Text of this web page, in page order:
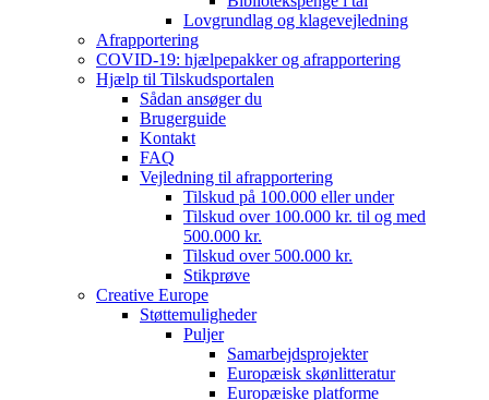
Lovgrundlag og klagevejledning
Afrapportering
COVID-19: hjælpepakker og afrapportering
Hjælp til Tilskudsportalen
Sådan ansøger du
Brugerguide
Kontakt
FAQ
Vejledning til afrapportering
Tilskud på 100.000 eller under
Tilskud over 100.000 kr. til og med
500.000 kr.
Tilskud over 500.000 kr.
Stikprøve
Creative Europe
Støttemuligheder
Puljer
Samarbejdsprojekter
Europæisk skønlitteratur
Europæiske platforme